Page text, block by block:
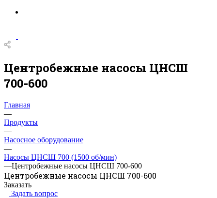
Центробежные насосы ЦНСШ
700-600
Главная
—
Продукты
—
Насосное оборудование
—
Насосы ЦНСШ 700 (1500 об/мин)
—Центробежные насосы ЦНСШ 700-600
Центробежные насосы ЦНСШ 700-600
Заказать
Задать вопрос